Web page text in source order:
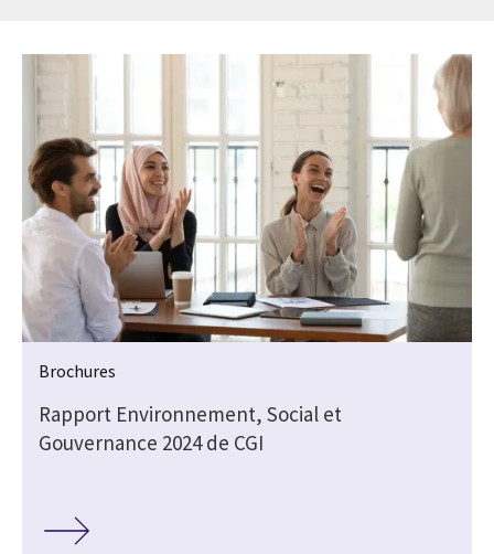
Brochures
Rapport Environnement, Social et
Gouvernance 2024 de CGI